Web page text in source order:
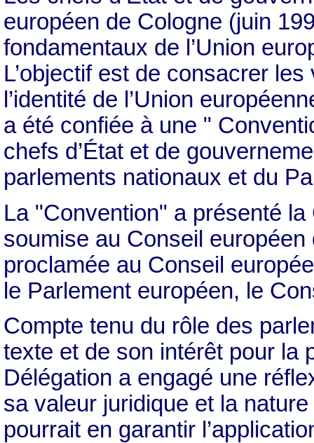
européen de Cologne (juin
fondamentaux de l’Union
L’objectif est de consacrer
l’identité de l’Union
a été confiée à une "
chefs d’État et de
parlements nationaux et du
La "Convention" a présenté
soumise au Conseil
proclamée au Conseil
le Parlement européen, le
Compte tenu du rôle des
texte et de son intérêt pour la
Délégation a engagé une
sa valeur juridique et la
pourrait en garantir